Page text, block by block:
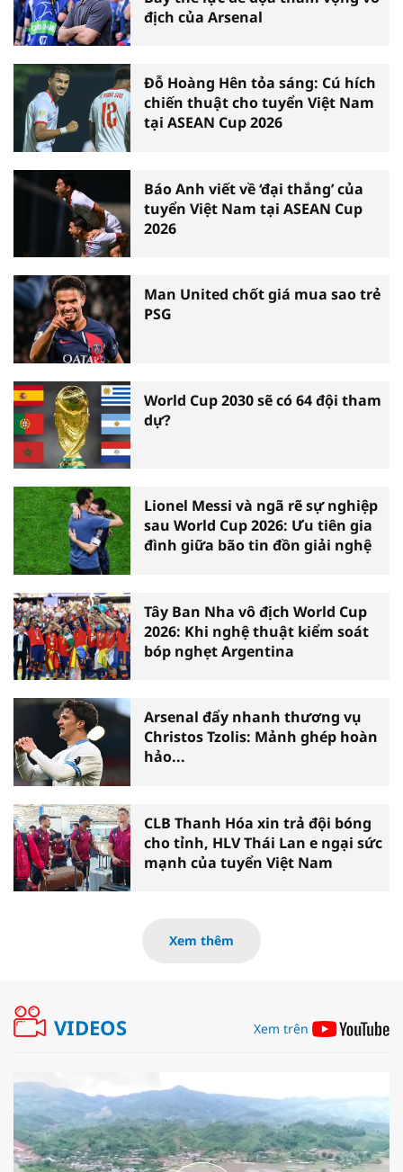
địch của Arsenal
Đỗ Hoàng Hên tỏa sáng: Cú hích
chiến thuật cho tuyển Việt Nam
tại ASEAN Cup 2026
Báo Anh viết về ‘đại thắng’ của
tuyển Việt Nam tại ASEAN Cup
2026
Man United chốt giá mua sao trẻ
PSG
World Cup 2030 sẽ có 64 đội tham
dự?
Lionel Messi và ngã rẽ sự nghiệp
sau World Cup 2026: Ưu tiên gia
đình giữa bão tin đồn giải nghệ
Tây Ban Nha vô địch World Cup
2026: Khi nghệ thuật kiểm soát
bóp nghẹt Argentina
Arsenal đẩy nhanh thương vụ
Christos Tzolis: Mảnh ghép hoàn
hảo...
CLB Thanh Hóa xin trả đội bóng
cho tỉnh, HLV Thái Lan e ngại sức
mạnh của tuyển Việt Nam
Xem thêm
VIDEOS Xem trên